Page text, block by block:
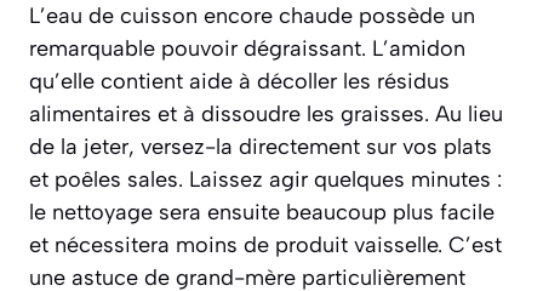
L’eau de cuisson encore chaude possède un
remarquable pouvoir dégraissant. L’amidon
qu’elle contient aide à décoller les résidus
alimentaires et à dissoudre les graisses. Au lieu
de la jeter, versez-la directement sur vos plats
et poêles sales. Laissez agir quelques minutes :
le nettoyage sera ensuite beaucoup plus facile
et nécessitera moins de produit vaisselle. C’est
une astuce de grand-mère particulièrement